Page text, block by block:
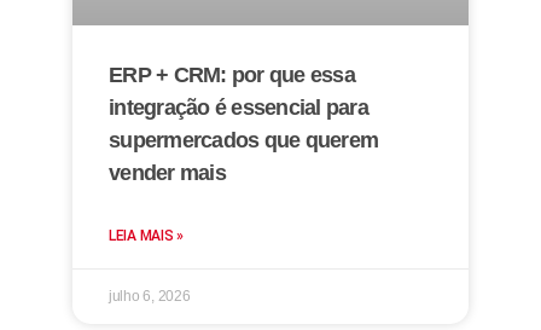
ERP + CRM: por que essa
integração é essencial para
supermercados que querem
vender mais
LEIA MAIS »
julho 6, 2026